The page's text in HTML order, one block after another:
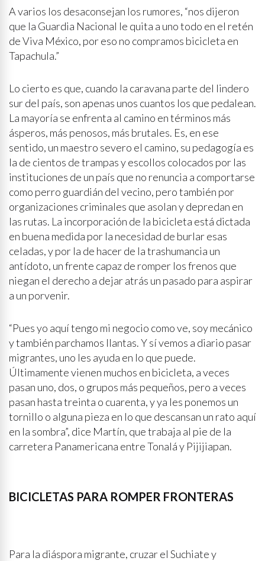
A varios los desaconsejan los rumores, “nos dijeron
que la Guardia Nacional le quita a uno todo en el retén
de Viva México, por eso no compramos bicicleta en
Tapachula.”
Lo cierto es que, cuando la caravana parte del lindero
sur del país, son apenas unos cuantos los que pedalean.
La mayoría se enfrenta al camino en términos más
ásperos, más penosos, más brutales. Es, en ese
sentido, un maestro severo el camino, su pedagogía es
la de cientos de trampas y escollos colocados por las
instituciones de un país que no renuncia a comportarse
como perro guardián del vecino, pero también por
organizaciones criminales que asolan y depredan en
las rutas. La incorporación de la bicicleta está dictada
en buena medida por la necesidad de burlar esas
celadas, y por la de hacer de la trashumancia un
antídoto, un frente capaz de romper los frenos que
niegan el derecho a dejar atrás un pasado para aspirar
a un porvenir.
“Pues yo aquí tengo mi negocio como ve, soy mecánico
y también parchamos llantas. Y sí vemos a diario pasar
migrantes, uno les ayuda en lo que puede.
Últimamente vienen muchos en bicicleta, a veces
pasan uno, dos, o grupos más pequeños, pero a veces
pasan hasta treinta o cuarenta, y ya les ponemos un
tornillo o alguna pieza en lo que descansan un rato aquí
en la sombra”, dice Martín, que trabaja al pie de la
carretera Panamericana entre Tonalá y Pijijiapan.
BICICLETAS PARA ROMPER FRONTERAS
Para la diáspora migrante, cruzar el Suchiate y